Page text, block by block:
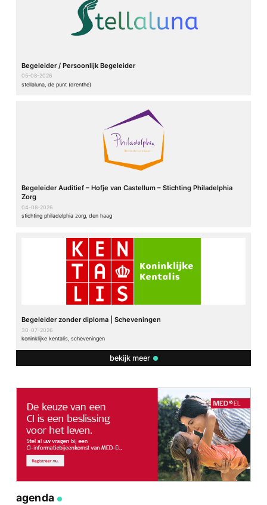
Begeleider / Persoonlijk Begeleider
05-08-2026
stellaluna, de punt (drenthe)
Begeleider Auditief – Hofje van Castellum – Stichting Philadelphia
Zorg
04-08-2026
stichting philadelphia zorg, den haag
Begeleider zonder diploma | Scheveningen
30-07-2026
koninklijke kentalis, scheveningen
bekijk meer
agenda